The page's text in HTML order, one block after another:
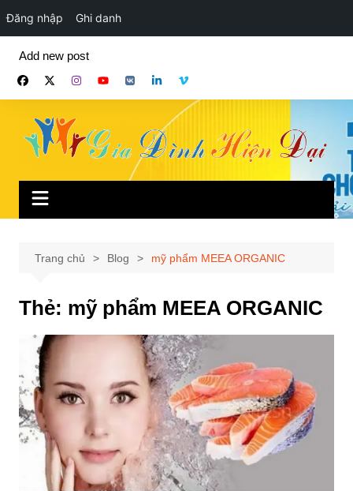
Đăng nhập Ghi danh
phần
Add new post
Trang chủ Blog mỹ phẩm MEEA ORGANIC
Thẻ: mỹ phẩm MEEA ORGANIC